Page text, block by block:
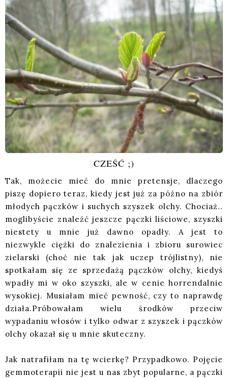
CZEŚĆ ;)
Tak, możecie mieć do mnie pretensje, dlaczego
piszę dopiero teraz, kiedy jest już za późno na zbiór
młodych pączków i suchych szyszek olchy. Chociaż..
moglibyście znaleźć jeszcze pączki liściowe, szyszki
niestety u mnie już dawno opadły. A jest to
niezwykle ciężki do znalezienia i zbioru surowiec
zielarski (choć nie tak jak uczep trójlistny), nie
spotkałam się ze sprzedażą pączków olchy, kiedyś
wpadły mi w oko szyszki, ale w cenie horrendalnie
wysokiej. Musiałam mieć pewność, czy to naprawdę
działa.Próbowałam wielu środków przeciw
wypadaniu włosów i tylko odwar z szyszek i pączków
olchy okazał się u mnie skuteczny.
Jak natrafiłam na tę wcierkę? Przypadkowo. Pojęcie
gemmoterapii nie jest u nas zbyt popularne, a pączki